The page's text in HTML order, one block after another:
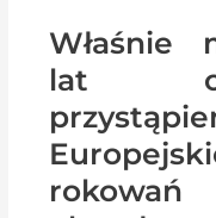
Właśnie
lat